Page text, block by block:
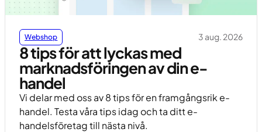
Webshop 3 aug. 2026
8 tips för att lyckas med
marknadsföringen av din e-
handel
Vi delar med oss ​​av 8 tips för en framgångsrik e-
handel. Testa våra tips idag och ta ditt e-
handelsföretag till nästa nivå.